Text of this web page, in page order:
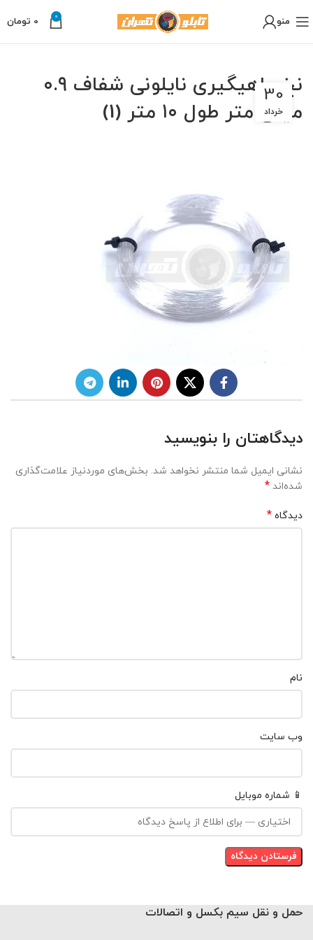
منو 0
0 تومان
نخ ماهیگیری نایلونی شفاف ۰.۹
میلی متر طول ۱۰ متر (1)
30
خرداد
دیدگاهتان را بنویسید
نشانی ایمیل شما منتشر نخواهد شد. بخش‌های موردنیاز علامت‌گذاری
شده‌اند *
دیدگاه *
نام
وب‌ سایت
📱 شماره موبایل
حمل و نقل سیم بکسل و اتصالات